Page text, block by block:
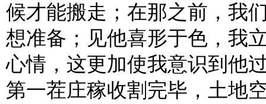
候才能搬走；在那之前，我
想准备；见他喜形于色，我
心情，这更加使我意识到他
第一茬庄稼收割完毕，土地